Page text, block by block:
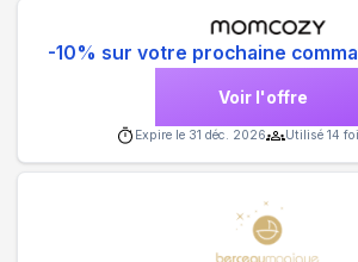
-10% sur votre prochaine
Voir l'offre
Expire le 31 déc. 2026 Utilisé 14